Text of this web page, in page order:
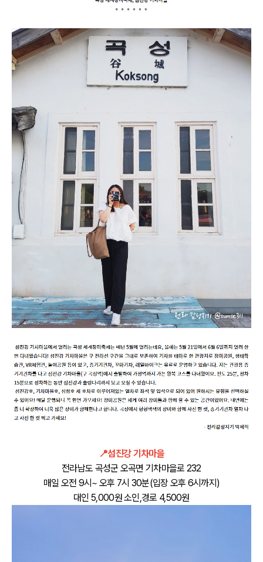
📍섬진강 기차마을
전라남도 곡성군 오곡면 기차마을로 232
매일 오전 9시~ 오후 7시 30분(입장 오후 6시까지)
대인 5,000원 소인,경로 4,500원